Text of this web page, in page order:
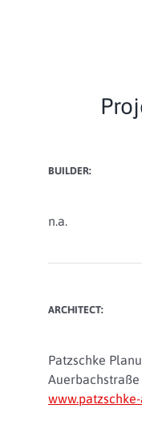
BUILDER:
n.a.
ARCHITECT:
Patzschke